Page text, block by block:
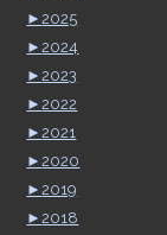
►2025
►2024
►2023
►2022
►2021
►2020
►2019
►2018